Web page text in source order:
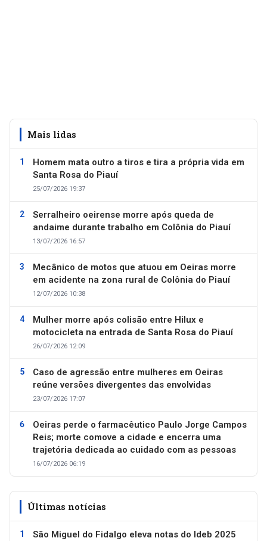
Mais lidas
Homem mata outro a tiros e tira a própria vida em
Santa Rosa do Piauí
25/07/2026 19:37
Serralheiro oeirense morre após queda de
andaime durante trabalho em Colônia do Piauí
13/07/2026 16:57
Mecânico de motos que atuou em Oeiras morre
em acidente na zona rural de Colônia do Piauí
12/07/2026 10:38
Mulher morre após colisão entre Hilux e
motocicleta na entrada de Santa Rosa do Piauí
26/07/2026 12:09
Caso de agressão entre mulheres em Oeiras
reúne versões divergentes das envolvidas
23/07/2026 17:07
Oeiras perde o farmacêutico Paulo Jorge Campos
Reis; morte comove a cidade e encerra uma
trajetória dedicada ao cuidado com as pessoas
16/07/2026 06:19
Últimas notícias
São Miguel do Fidalgo eleva notas do Ideb 2025